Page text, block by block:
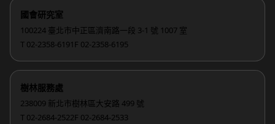
國會研究室
100224 臺北市中正區濟南路一段 3-1 號 1007 室
T 02-2358-6191 F 02-2358-6195
樹林服務處
238009 新北市樹林區大安路 499 號
T 02-2684-2522F 02-2684-2533